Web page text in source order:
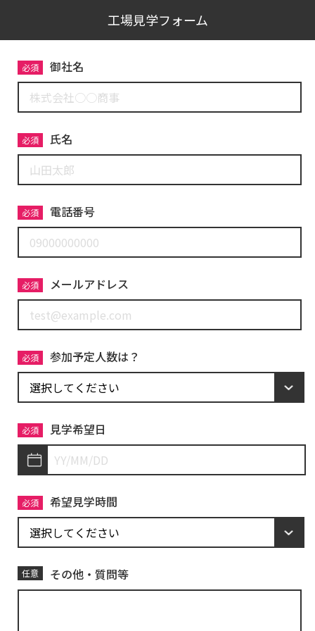
工場見学フォーム
必須 御社名
必須 氏名
必須 電話番号
必須 メールアドレス
必須 参加予定人数は？
必須 見学希望日
必須 希望見学時間
任意 その他・質問等